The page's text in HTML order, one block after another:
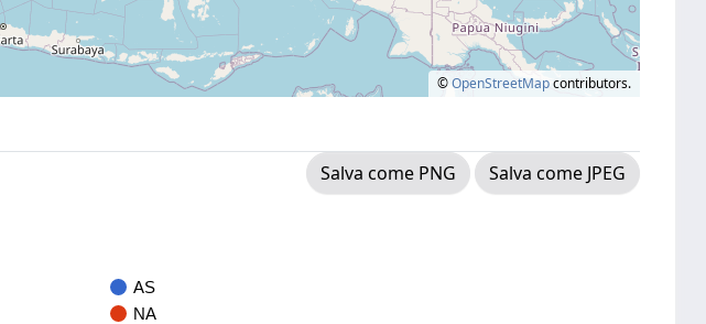
©OpenStreetMapcontributors.
Salva come PNG
Salva come JPEG
AS
NA